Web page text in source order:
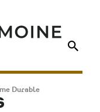
Durable